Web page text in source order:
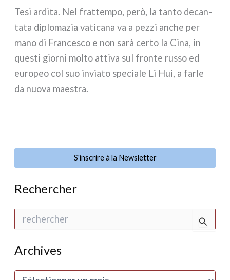
Tesi ardi­ta. Nel frat­tem­po, però, la tan­to decan­
ta­ta diplo­ma­zia vati­ca­na va a pez­zi anche per
mano di Francesco e non sarà cer­to la Cina, in
que­sti gior­ni mol­to atti­va sul fron­te rus­so ed
euro­peo col suo invia­to spe­cia­le Li Hui, a far­le
da nuo­va mae­stra.
S'inscrire à la Newsletter
Rechercher
e
c
Archives
A